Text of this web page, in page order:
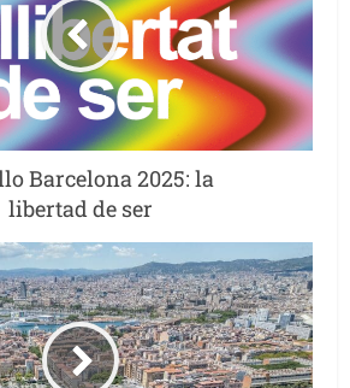
Barcelona 2025: la
libertad de ser